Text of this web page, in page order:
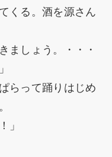
くる。酒を源さん
ましょう。・・・
らって踊りはじめ
」